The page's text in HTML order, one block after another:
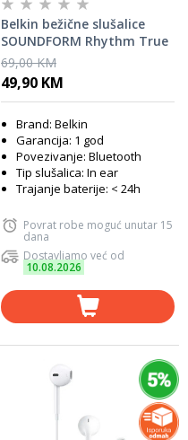
Belkin bežične slušalice
SOUNDFORM Rhythm True
- crna
69,00 KM
49,90 KM
Brand: Belkin
Garancija: 1 god
Povezivanje: Bluetooth
Tip slušalica: In ear
Trajanje baterije: < 24h
Povrat robe moguć unutar 15
dana
Dostavljamo već od
10.08.2026